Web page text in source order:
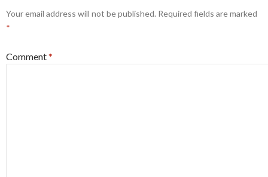
Your email address will not be published. Required fields are marked
*
Comment*